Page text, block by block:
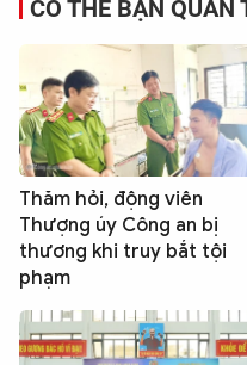
CÓ THỂ BẠN QUAN
Thăm hỏi, động viên
Thượng úy Công an bị
thương khi truy bắt tội
phạm